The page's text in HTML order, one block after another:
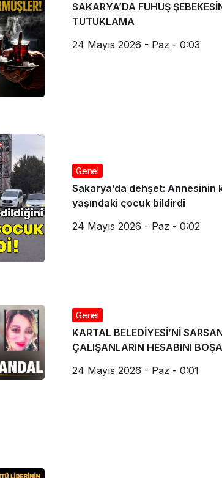
SAKARYA’DA FUHUŞ
TUTUKLAMA
24 Mayıs 2026 - Paz - 0:03
Genel
Sakarya’da dehşet: Annesinin
yaşındaki çocuk bildirdi
24 Mayıs 2026 - Paz - 0:02
Genel
KARTAL BELEDİYESİ’Nİ
ÇALIŞANLARIN HESABINI
24 Mayıs 2026 - Paz - 0:01